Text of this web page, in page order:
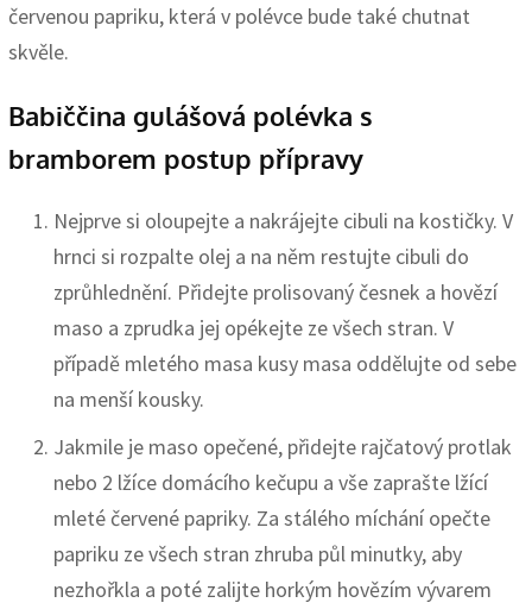
červenou papriku, která v polévce bude také chutnat
skvěle.
Babiččina gulášová polévka s
bramborem postup přípravy
Nejprve si oloupejte a nakrájejte cibuli na kostičky. V
hrnci si rozpalte olej a na něm restujte cibuli do
zprůhlednění. Přidejte prolisovaný česnek a hovězí
maso a zprudka jej opékejte ze všech stran. V
případě mletého masa kusy masa oddělujte od sebe
na menší kousky.
Jakmile je maso opečené, přidejte rajčatový protlak
nebo 2 lžíce domácího kečupu a vše zaprašte lžící
mleté červené papriky. Za stálého míchání opečte
papriku ze všech stran zhruba půl minutky, aby
nezhořkla a poté zalijte horkým hovězím vývarem